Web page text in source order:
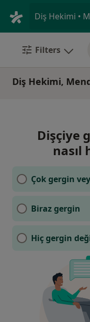
Diş Hekimi •
Filters
Diş Hekimi,
Dişçiye
nasıl
Çok gergin
Biraz gergin
Hiç gergin